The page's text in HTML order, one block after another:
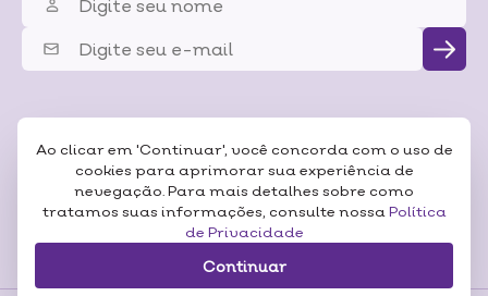
Ao clicar em 'Continuar', você concorda com o uso de
cookies para aprimorar sua experiência de
nevegação. Para mais detalhes sobre como
tratamos suas informações, consulte nossa Política
de Privacidade
Continuar